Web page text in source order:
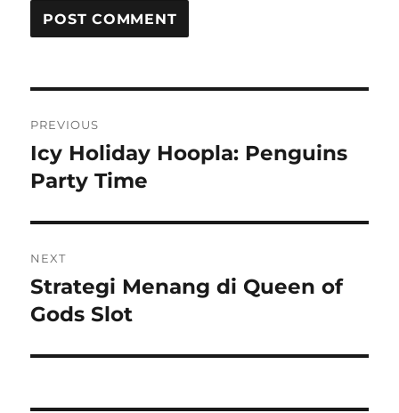
navigation
PREVIOUS
Previous
post:
Icy Holiday Hoopla: Penguins
Party Time
NEXT
Next
post:
Strategi Menang di Queen of
Gods Slot